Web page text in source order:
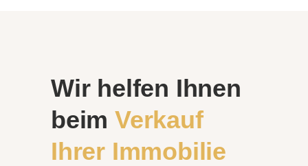
Wir helfen Ihnen
beim Verkauf
Ihrer Immobilie